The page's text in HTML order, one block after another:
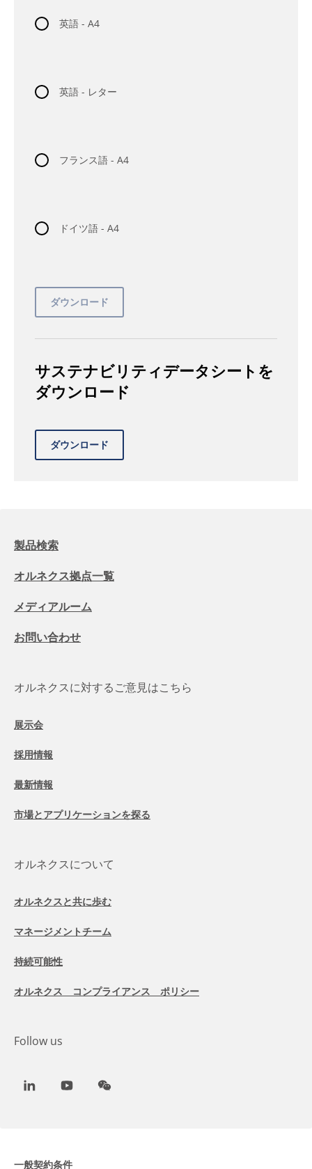
英語 - A4
英語 - レター
フランス語 - A4
ドイツ語 - A4
サステナビリティデータシートを
ダウンロード
製品検索
オルネクス拠点一覧
メディアルーム
お問い合わせ
オルネクスに対するご意見はこちら
展示会
採用情報
最新情報
市場とアプリケーションを探る
オルネクスについて
オルネクスと共に歩む
マネージメントチーム
持続可能性
オルネクス コンプライアンス ポリシー
Follow us
LinkedInYoutubeWeChat
一般契約条件